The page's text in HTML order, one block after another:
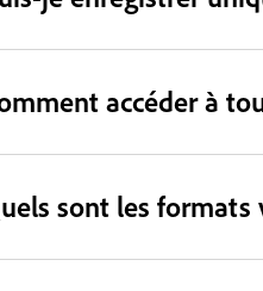
accéder à
sont les formats